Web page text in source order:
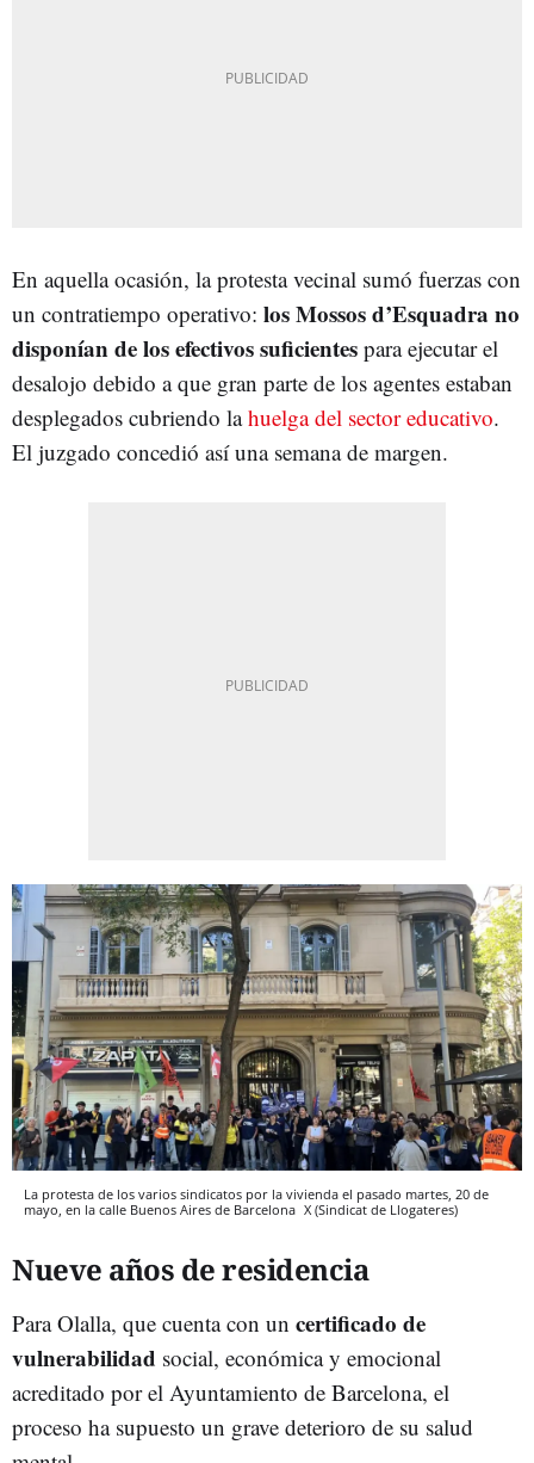
En aquella ocasión, la protesta vecinal sumó fuerzas con
un contratiempo operativo: los Mossos d’Esquadra no
disponían de los efectivos suficientes para ejecutar el
desalojo debido a que gran parte de los agentes estaban
desplegados cubriendo lahuelga del sector educativo.
El juzgado concedió así una semana de margen.
La protesta de los varios sindicatos por la vivienda el pasado martes, 20 de
mayo, en la calle Buenos Aires de Barcelona X (Sindicat de Llogateres)
Nueve años de residencia
Para Olalla, que cuenta con un certificado de
vulnerabilidad social, económica y emocional
acreditado por el Ayuntamiento de Barcelona, el
proceso ha supuesto un grave deterioro de su salud